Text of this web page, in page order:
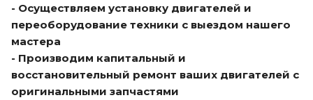
- Осуществляем установку двигателей и
переоборудование техники с выездом нашего
мастера
- Производим капитальный и
восстановительный ремонт ваших двигателей с
оригинальными запчастями